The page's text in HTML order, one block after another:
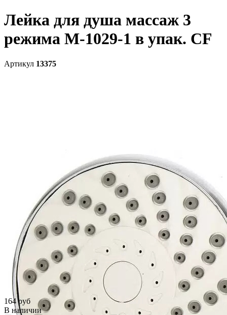
Лейка для душа массаж 3
pежима M-1029-1 в упак. CF
Артикул 13375
164 руб
В наличии